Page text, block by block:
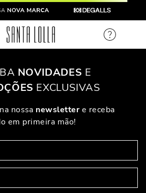
NOVIDADES E
EXCLUSIVAS
nossa newslettere receba
em primeira mão!